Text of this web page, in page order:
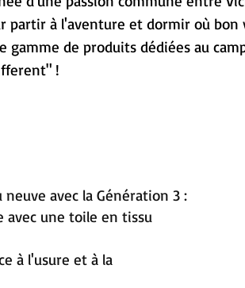
à l'aventure et dormir où bon
gamme de produits dédiées au
!
avec la Génération 3 :
avec une toile en tissu
à l'usure et à la